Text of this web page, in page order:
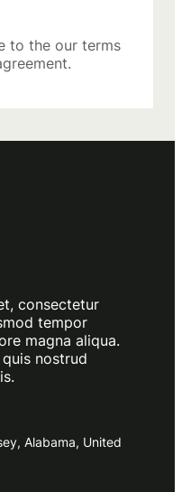
to the our terms
consectetur
tempor
magna aliqua.
nostrud
Alabama, United